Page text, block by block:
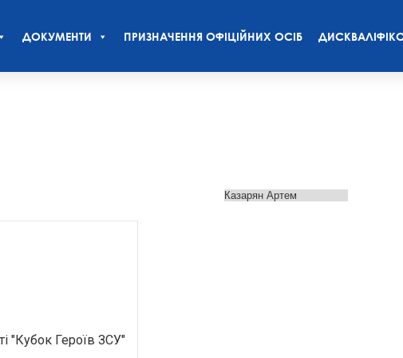
ДОКУМЕНТИ ПРИЗНАЧЕННЯ ОФІЦІЙНИХ ОСІБ
"Кубок Героїв ЗСУ"